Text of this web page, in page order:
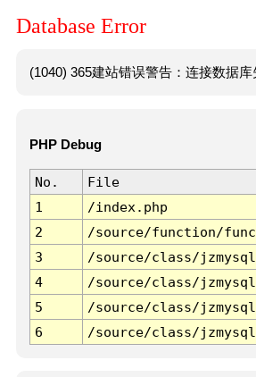
Database Error
(1040) 365建站错误警告：连接数据
PHP Debug
No. File
1
/index.php
2
/source/function/
3
/source/class/
4
/source/class/
5
/source/class/
6
/source/class/